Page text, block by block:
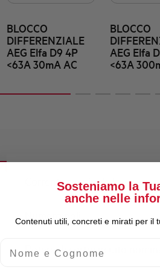
BLOCCO
DIFFERENZIALE
AEG Elfa D9 4P
<63A 30mA AC
BLOCCO
AEG Elfa
<63A
Corrente nominale Ie
Numero poli
Potere di cortocircuito
Sosteniamo la
anche nelle
Contenuti utili, concreti e mirati per il